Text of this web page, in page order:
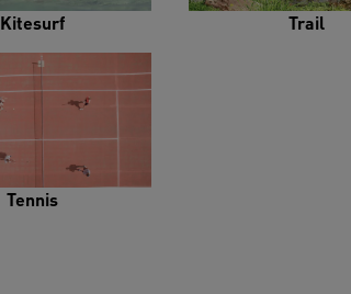
Kitesurf Trail
Tennis